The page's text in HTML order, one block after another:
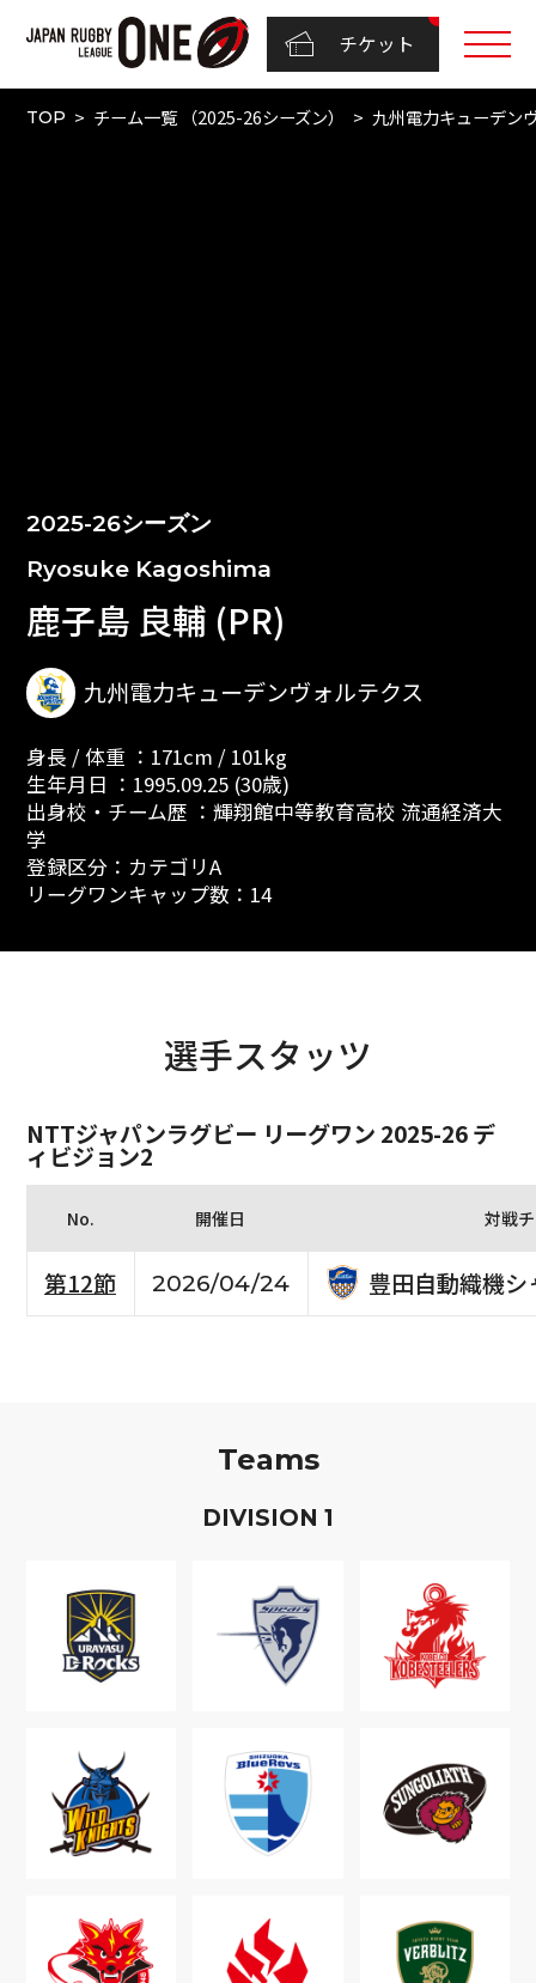
チケット
TOP チーム一覧 （2025-26シーズン） 九州電力キューデン
2025-26シーズン
Ryosuke Kagoshima
鹿子島 良輔 (PR)
九州電力キューデンヴォルテクス
身長 / 体重 ：171cm / 101kg
生年月日 ：1995.09.25 (30歳)
出身校・チーム歴 ：輝翔館中等教育高校 流通経済大
学
登録区分：カテゴリA
リーグワンキャップ数：14
選手スタッツ
NTTジャパンラグビー リーグワン 2025-26 デ
ィビジョン2
No. 開催日 対戦
第12節 2026/04/24 豊田自動織機
Teams
DIVISION 1